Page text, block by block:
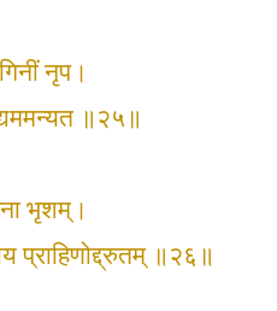
नृप।
॥२५॥
भृशम्।
प्राहिणोद्द्रुतम् ॥२६॥